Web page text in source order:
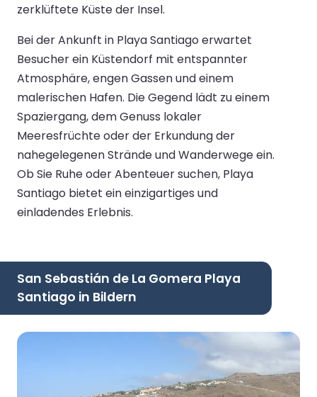
zerklüftete Küste der Insel.
Bei der Ankunft in Playa Santiago erwartet
Besucher ein Küstendorf mit entspannter
Atmosphäre, engen Gassen und einem
malerischen Hafen. Die Gegend lädt zu einem
Spaziergang, dem Genuss lokaler
Meeresfrüchte oder der Erkundung der
nahegelegenen Strände und Wanderwege ein.
Ob Sie Ruhe oder Abenteuer suchen, Playa
Santiago bietet ein einzigartiges und
einladendes Erlebnis.
San Sebastián de La Gomera Playa
Santiago in Bildern